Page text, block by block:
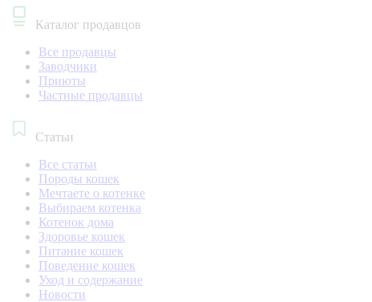
Каталог продавцов
Все продавцы
Заводчики
Приюты
Частные продавцы
Статьи
Все статьи
Породы кошек
Мечтаете о котенке
Выбираем котенка
Котенок дома
Здоровье кошек
Питание кошек
Поведение кошек
Уход и содержание
Новости